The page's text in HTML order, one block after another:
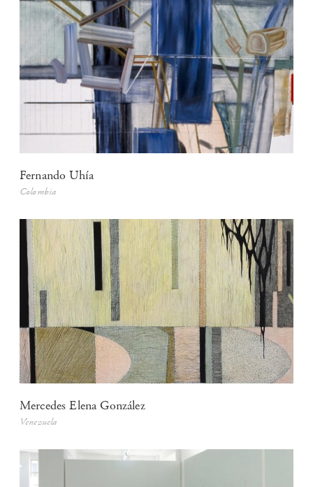
Fernando Uhía
Colombia
Mercedes Elena González
Venezuela